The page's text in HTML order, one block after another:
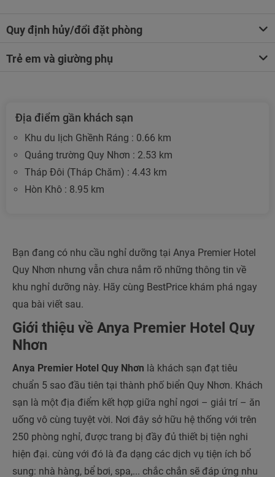
Quy định hủy/đổi đặt phòng
Trẻ em và giường phụ
Địa điểm gần khách sạn
Khu du lịch Ghềnh Ráng : 0.66 km
Quảng trường Quy Nhơn : 2.53 km
Tháp Đôi (Tháp Chăm) : 4.43 km
Hòn Khô : 8.95 km
Bạn đang có nhu cầu nghỉ dưỡng tại Anya Premier Hotel
Quy Nhơn nhưng vẫn chưa nắm rõ những thông tin về
khu nghỉ dưỡng này. Hãy cùng BestPrice khám phá ngay
qua bài viết sau.
Giới thiệu về Anya Premier Hotel Quy
Nhơn
Anya Premier Hotel Quy Nhơn là khách sạn đạt tiêu
chuẩn 5 sao đầu tiên tại thành phố biển Quy Nhơn. Khách
sạn là một địa điểm kết hợp giữa nghỉ ngơi – giải trí – ăn
uống vô cùng tuyệt vời. Nơi đây sở hữu hệ thống với trên
250 phòng nghỉ, được trang bị đầy đủ thiết bị tiện nghi
hiện đại. cùng với đó là đa dạng các dịch vụ tiện ích bổ
sung: nhà hàng, bể bơi, spa,... chắc chắn sẽ đáp ứng nhu